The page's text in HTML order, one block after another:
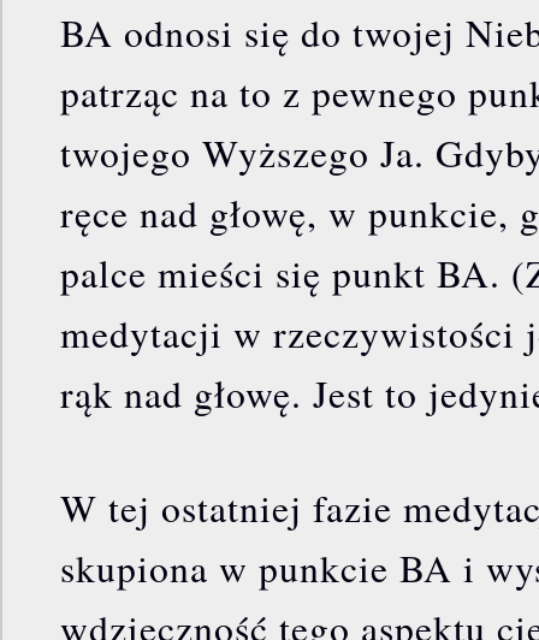
BA odnosi się do twojej
patrząc na to z pewnego
twojego Wyższego Ja.
ręce nad głowę, w punkcie,
palce mieści się punkt BA.
medytacji w rzeczywistości
rąk nad głowę. Jest to
W tej ostatniej fazie
skupiona w punkcie BA i
wdzięczność tego aspektu